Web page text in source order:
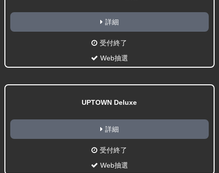
詳細
受付終了
Web抽選
UPTOWN Deluxe
詳細
受付終了
Web抽選